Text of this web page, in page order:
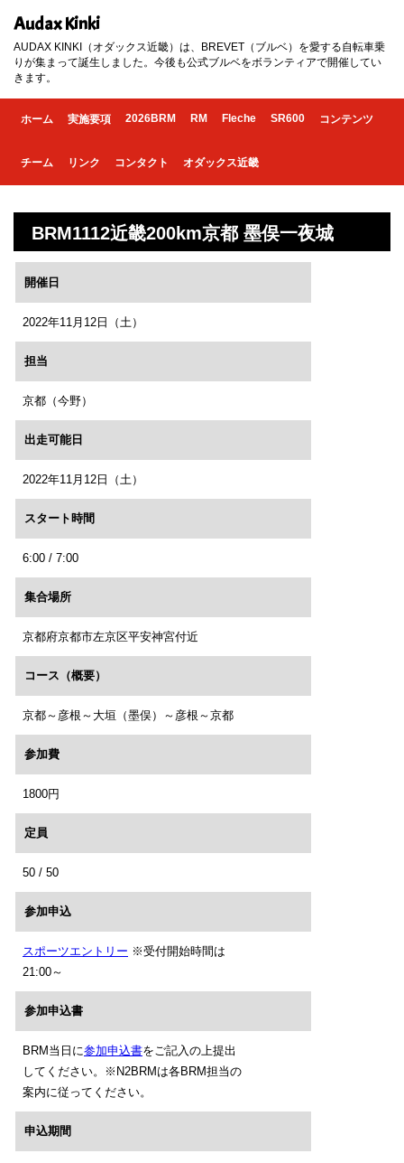
Audax Kinki
AUDAX KINKI（オダックス近畿）は、BREVET（ブルベ）を愛する自転車乗
りが集まって誕生しました。今後も公式ブルベをボランティアで開催してい
きます。
ホーム 実施要項 2026BRM RM Fleche SR600 コンテンツ
チーム リンク コンタクト オダックス近畿
BRM1112近畿200km京都 墨俣一夜城
開催日
2022年11月12日（土）
担当
京都（今野）
出走可能日
2022年11月12日（土）
スタート時間
6:00 / 7:00
集合場所
京都府京都市左京区平安神宮付近
コース（概要）
京都～彦根～大垣（墨俣）～彦根～京都
参加費
1800円
定員
50 / 50
参加申込
スポーツエントリー ※受付開始時間は
21:00～
参加申込書
BRM当日に参加申込書をご記入の上提出
してください。※N2BRMは各BRM担当の
案内に従ってください。
申込期間